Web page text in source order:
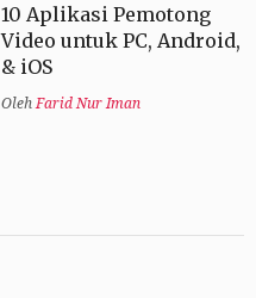
10 Aplikasi Pemotong
Video untuk PC, Android,
& iOS
Oleh Farid Nur Iman